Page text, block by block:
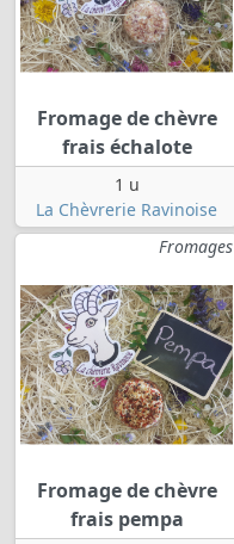
Fromage de chèvre
frais échalote
1 u
La Chèvrerie Ravinoise
Fromages
Fromage de chèvre
frais pempa